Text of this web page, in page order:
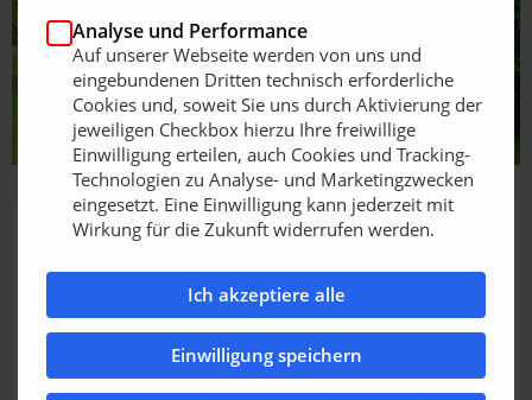
Analyse und Performance
Auf unserer Webseite werden von uns und
eingebundenen Dritten technisch erforderliche
Cookies und, soweit Sie uns durch Aktivierung der
jeweiligen Checkbox hierzu Ihre freiwillige
Einwilligung erteilen, auch Cookies und Tracking-
Technologien zu Analyse- und Marketingzwecken
eingesetzt. Eine Einwilligung kann jederzeit mit
Wirkung für die Zukunft widerrufen werden.
Ich akzeptiere alle
Einwilligung speichern